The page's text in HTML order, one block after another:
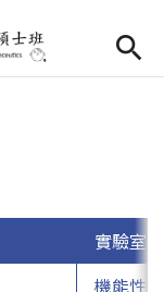
實驗室
機能性